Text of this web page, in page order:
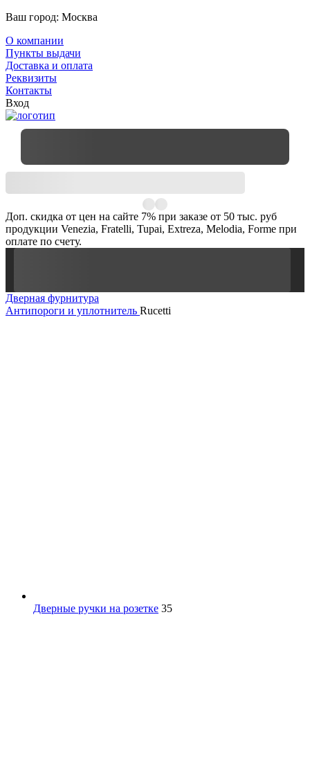
Ваш город: Москва
О компании
Пункты выдачи
Доставка и оплата
Реквизиты
Контакты
Вход
Доп. скидка от цен на сайте 7% при заказе от 50 тыс. руб
продукции Venezia, Fratelli, Tupai, Extreza, Melodia, Forme при
оплате по счету.
Дверная фурнитура
Антипороги и уплотнитель Rucetti
Дверные ручки на розетке 35